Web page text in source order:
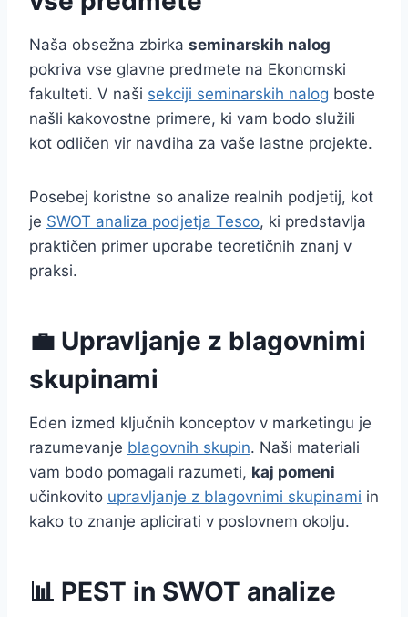
Naša obsežna zbirka seminarskih nalog
pokriva vse glavne predmete na Ekonomski
fakulteti. V naši sekciji seminarskih nalog boste
našli kakovostne primere, ki vam bodo služili
kot odličen vir navdiha za vaše lastne projekte.
Posebej koristne so analize realnih podjetij, kot
je SWOT analiza podjetja Tesco, ki predstavlja
praktičen primer uporabe teoretičnih znanj v
praksi.
💼 Upravljanje z blagovnimi
skupinami
Eden izmed ključnih konceptov v marketingu je
razumevanje blagovnih skupin. Naši materiali
vam bodo pomagali razumeti, kaj pomeni
učinkovito upravljanje z blagovnimi skupinami in
kako to znanje aplicirati v poslovnem okolju.
📊 PEST in SWOT analize